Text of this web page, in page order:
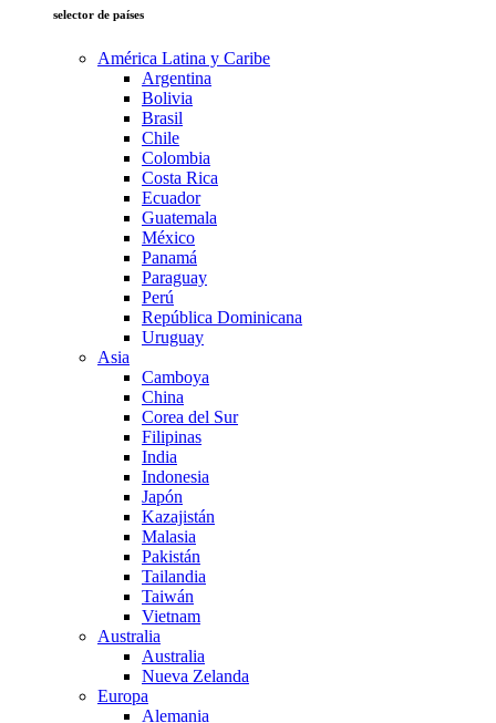
selector de países
América Latina y Caribe
Argentina
Bolivia
Brasil
Chile
Colombia
Costa Rica
Ecuador
Guatemala
México
Panamá
Paraguay
Perú
República Dominicana
Uruguay
Asia
Camboya
China
Corea del Sur
Filipinas
India
Indonesia
Japón
Kazajistán
Malasia
Pakistán
Tailandia
Taiwán
Vietnam
Australia
Australia
Nueva Zelanda
Europa
Alemania